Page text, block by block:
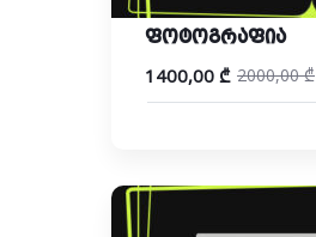
ფოტოგრაფია
2000,00₾
1400,00 ₾